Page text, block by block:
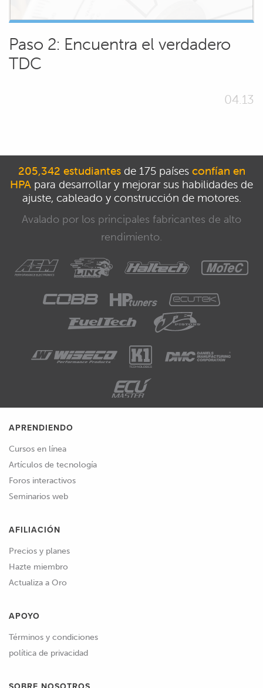
Paso 2: Encuentra el verdadero
TDC
04.13
205,342 estudiantesde 175 países confían en
HPA para desarrollar y mejorar sus habilidades de
ajuste, cableado y construcción de motores.
Avalado por los principales fabricantes de alto
rendimiento.
APRENDIENDO
Cursos en línea
Artículos de tecnología
Foros interactivos
Seminarios web
AFILIACIÓN
Precios y planes
Hazte miembro
Actualiza a Oro
APOYO
Términos y condiciones
política de privacidad